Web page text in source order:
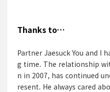
Thanks to…
Partner Jaesuck You and I
g time. The relationship
n in 2007, has continued
resent. He always cared